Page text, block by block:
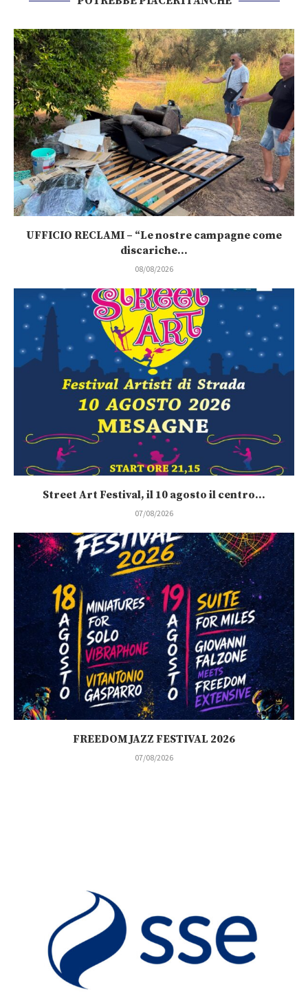
UFFICIO RECLAMI – “Le nostre campagne come
discariche...
08/08/2026
Street Art Festival, il 10 agosto il centro...
07/08/2026
FREEDOM JAZZ FESTIVAL 2026
07/08/2026